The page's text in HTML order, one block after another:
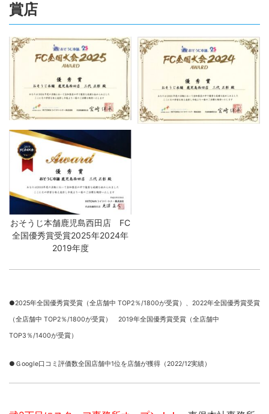
賞店
おそうじ本舗鹿児島西田店 FC
全国優秀賞受賞2025年2024年
2019年度
●2025年全国優秀賞受賞（全店舗中 TOP2％/1800が受賞）、 2022年全国優秀賞受賞
（全店舗中 TOP2％/1800が受賞） 2019年全国優秀賞受賞（全店舗中
TOP3％/1400が受賞）
●Ｇoogle口コミ評価数全国店舗中1位を店舗が獲得（2022/12実績）